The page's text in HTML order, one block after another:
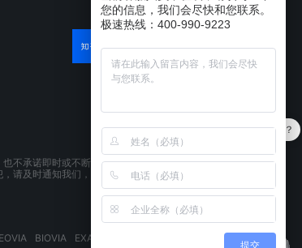
不承诺即时或不断更新本网站所载资料。本网站所提供的
请及时通知我们，本网站将在第一时间及时删除。
BIOVIA EXALEAD 3DEXPERIENCE
产品可以试用吗？
您的信息，我们会尽快和您联系。
极速热线：400-990-9223
提交